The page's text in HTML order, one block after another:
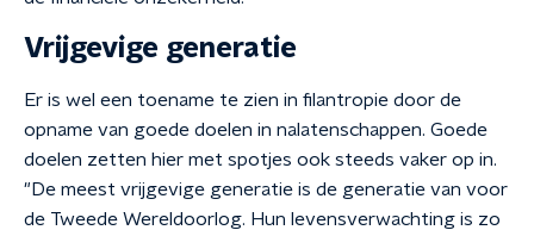
Vrijgevige generatie
Er is wel een toename te zien in filantropie door de
opname van goede doelen in nalatenschappen. Goede
doelen zetten hier met spotjes ook steeds vaker op in.
"De meest vrijgevige generatie is de generatie van voor
de Tweede Wereldoorlog. Hun levensverwachting is zo